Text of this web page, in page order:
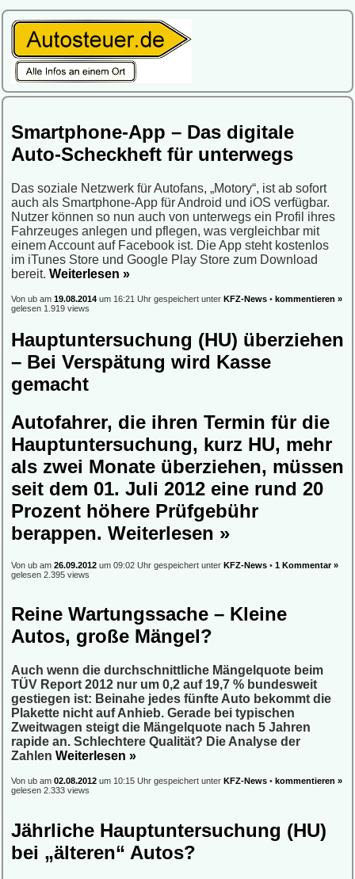
Smartphone-App – Das digitale
Auto-Scheckheft für unterwegs
Das soziale Netzwerk für Autofans, „Motory“, ist ab sofort
auch als Smartphone-App für Android und iOS verfügbar.
Nutzer können so nun auch von unterwegs ein Profil ihres
Fahrzeuges anlegen und pflegen, was vergleichbar mit
einem Account auf Facebook ist. Die App steht kostenlos
im iTunes Store und Google Play Store zum Download
bereit. Weiterlesen »
Von ub am 19.08.2014 um 16:21 Uhr gespeichert unter KFZ-News • kommentieren »
gelesen 1.919 views
Hauptuntersuchung (HU) überziehen
– Bei Verspätung wird Kasse
gemacht
Autofahrer, die ihren Termin für die
Hauptuntersuchung, kurz HU, mehr
als zwei Monate überziehen, müssen
seit dem 01. Juli 2012 eine rund 20
Prozent höhere Prüfgebühr
berappen. Weiterlesen »
Von ub am 26.09.2012 um 09:02 Uhr gespeichert unter KFZ-News • 1 Kommentar »
gelesen 2.395 views
Reine Wartungssache – Kleine
Autos, große Mängel?
Auch wenn die durchschnittliche Mängelquote beim
TÜV Report 2012 nur um 0,2 auf 19,7 % bundesweit
gestiegen ist: Beinahe jedes fünfte Auto bekommt die
Plakette nicht auf Anhieb. Gerade bei typischen
Zweitwagen steigt die Mängelquote nach 5 Jahren
rapide an. Schlechtere Qualität? Die Analyse der
Zahlen Weiterlesen »
Von ub am 02.08.2012 um 10:15 Uhr gespeichert unter KFZ-News • kommentieren »
gelesen 2.333 views
Jährliche Hauptuntersuchung (HU)
bei „älteren“ Autos?